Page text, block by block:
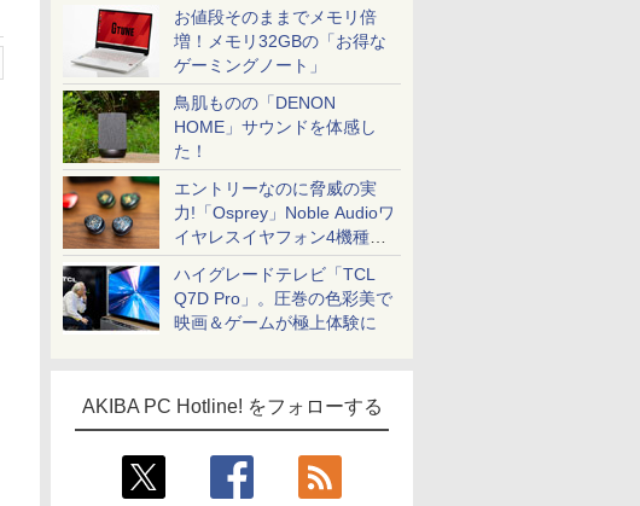
お値段そのままでメモリ倍
増！メモリ32GBの「お得な
ゲーミングノート」
鳥肌ものの「DENON
HOME」サウンドを体感し
た！
エントリーなのに脅威の実
力!「Osprey」Noble Audioワ
イヤレスイヤフォン4機種を
一気に聴く
ハイグレードテレビ「TCL
Q7D Pro」。圧巻の色彩美で
映画＆ゲームが極上体験に
AKIBA PC Hotline! をフォローする